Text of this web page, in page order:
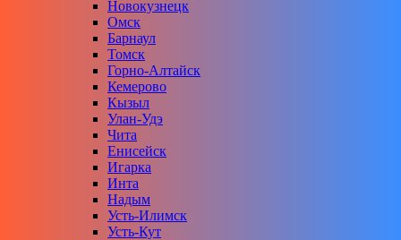
Новокузнецк
Омск
Барнаул
Томск
Горно-Алтайск
Кемерово
Кызыл
Улан-Удэ
Чита
Енисейск
Игарка
Инта
Надым
Усть-Илимск
Усть-Кут